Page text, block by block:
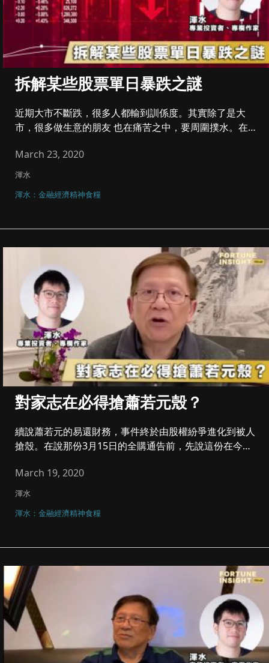
拆解某些股票單日暴跌之謎
近期大市不斷跌，很多人都輸到訓係度。其實除了是大
市，很多做生意的朋友 也在痛苦之中，要周圍撲水。在
March 23, 2020
渾水
渾水：金融經濟精神食糧
對家志在必得搶蕭若元殼？
續說蕭若元的易還財務，事件終於由股權紛爭進化到被人
搶殼。在說那份3月15日的全購通告前，先說這份在今年
March 19, 2020
渾水
渾水：金融經濟精神食糧